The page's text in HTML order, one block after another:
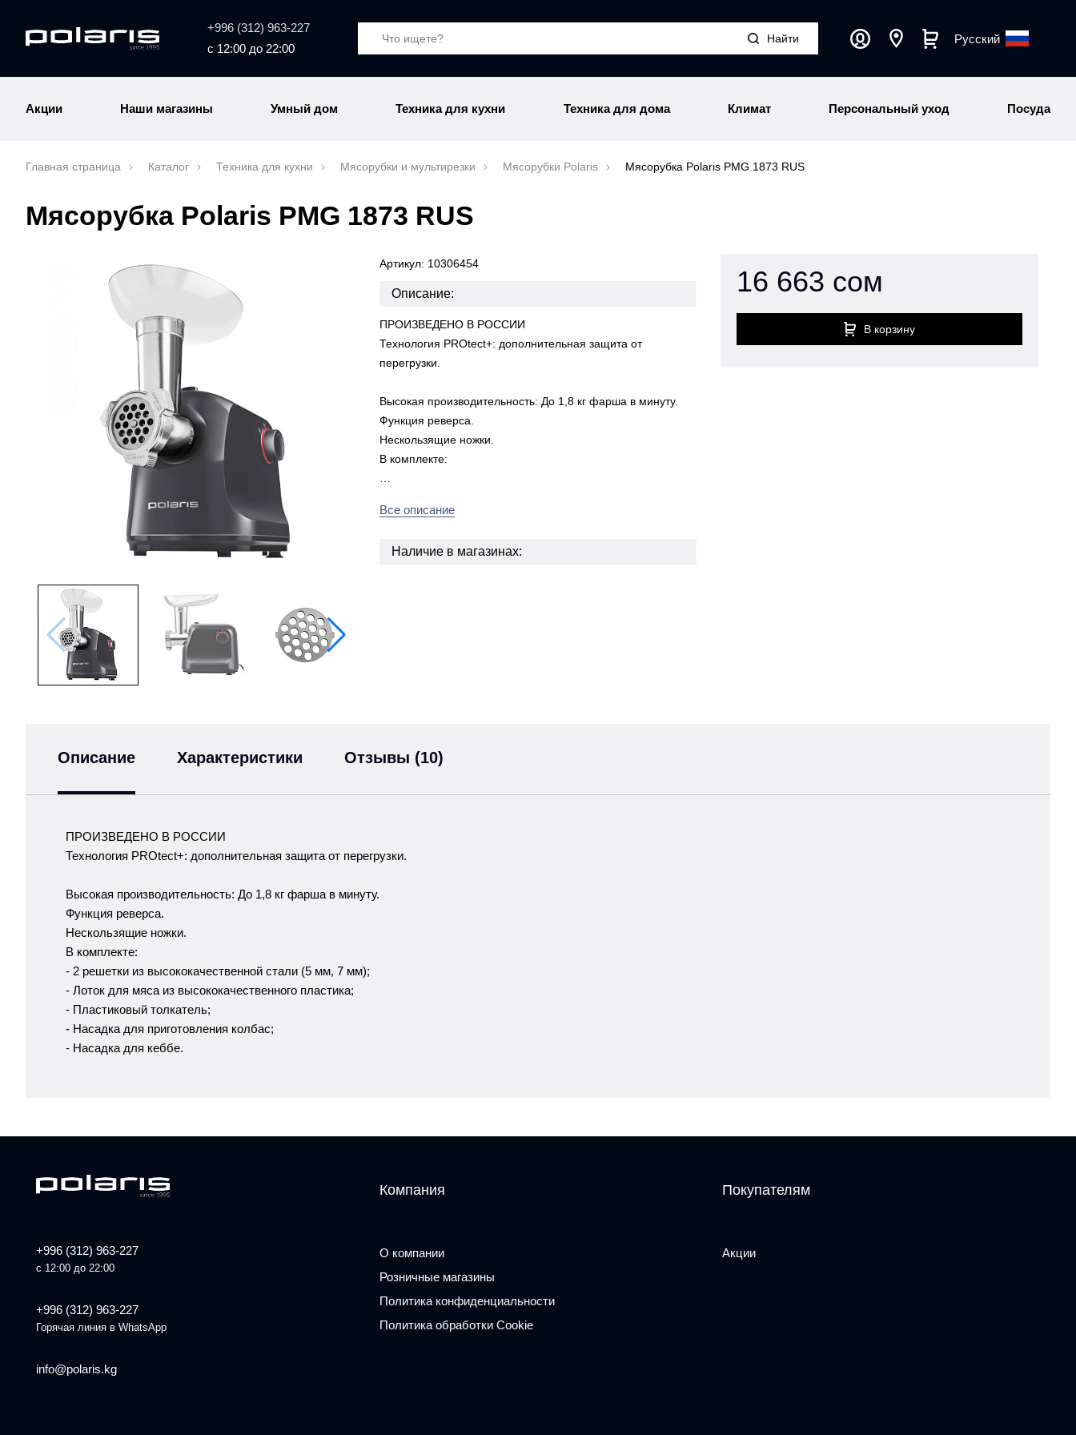
+996 (312) 963-227
с 12:00 до 22:00
Русский
Акции Наши магазины Умный дом Техника для кухни Техника для дома Климат Персональный уход Посуда
Главная страница Каталог Техника для кухни Мясорубки и мультирезки Мясорубки Polaris Мясорубка Polaris PMG 1873 RUS
Мясорубка Polaris PMG 1873 RUS
Артикул: 10306454
Описание:
ПРОИЗВЕДЕНО В РОССИИ
Технология PROtect+: дополнительная защита от
перегрузки.
Высокая производительность: До 1,8 кг фарша в минуту.
Функция реверса.
Нескользящие ножки.
В комплекте:
Все описание
Наличие в магазинах:
16 663 сом
В корзину
Описание Характеристики Отзывы (10)
ПРОИЗВЕДЕНО В РОССИИ
Технология PROtect+: дополнительная защита от перегрузки.
Высокая производительность: До 1,8 кг фарша в минуту.
Функция реверса.
Нескользящие ножки.
В комплекте:
- 2 решетки из высококачественной стали (5 мм, 7 мм);
- Лоток для мяса из высококачественного пластика;
- Пластиковый толкатель;
- Насадка для приготовления колбас;
- Насадка для кеббе.
+996 (312) 963-227
с 12:00 до 22:00
+996 (312) 963-227
Горячая линия в WhatsApp
info@polaris.kg
Компания
О компании
Розничные магазины
Политика конфиденциальности
Политика обработки Cookie
Покупателям
Акции